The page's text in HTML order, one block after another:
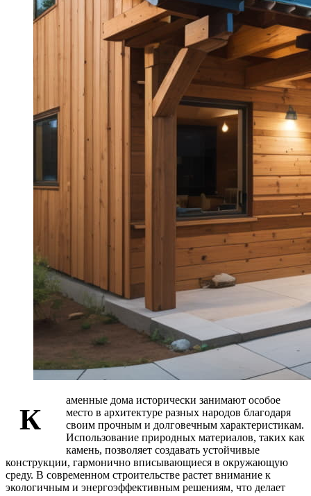
К
аменные дома исторически занимают особое
место в архитектуре разных народов благодаря
своим прочным и долговечным характеристикам.
Использование природных материалов, таких как
камень, позволяет создавать устойчивые
конструкции, гармонично вписывающиеся в окружающую
среду. В современном строительстве растет внимание к
экологичным и энергоэффективным решениям, что делает